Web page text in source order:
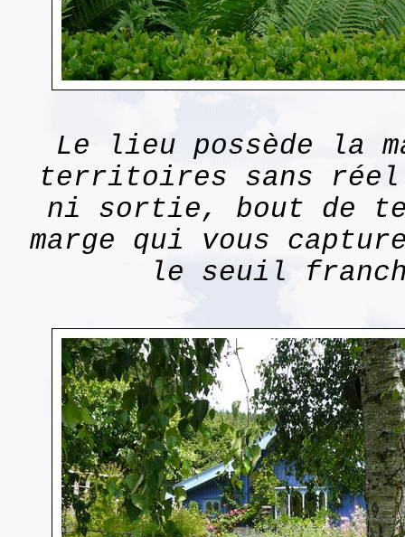
Le lieu possède la
territoires sans
ni sortie, bout de
marge qui vous
le seuil